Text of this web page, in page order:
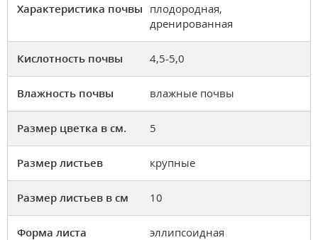
Характеристика почвы плодородная,
дренированная
Кислотность почвы 4,5-5,0
Влажность почвы влажные почвы
Размер цветка в см. 5
Размер листьев крупные
Размер листьев в см 10
Форма листа эллипсоидная